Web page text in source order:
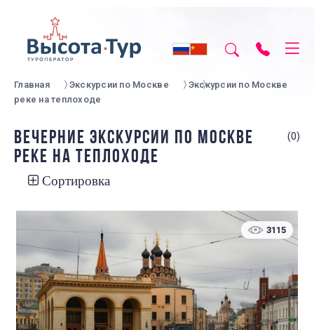
Главная Экскурсии по Москве
Экскурсии по Москве
реке на теплоходе
ВЕЧЕРНИЕ ЭКСКУРСИИ ПО МОСКВЕ
РЕКЕ НА ТЕПЛОХОДЕ
(0)
Сортировка
3115